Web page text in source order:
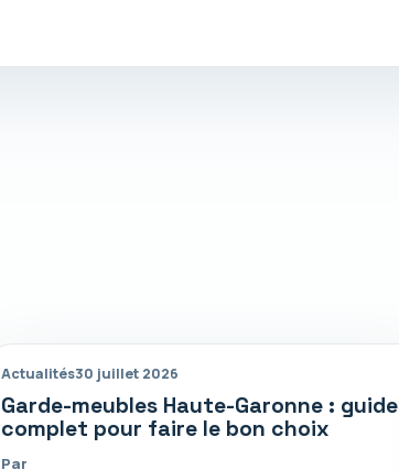
Actualités30 juillet 2026
Garde-meubles Haute-Garonne : guide
complet pour faire le bon choix
Par